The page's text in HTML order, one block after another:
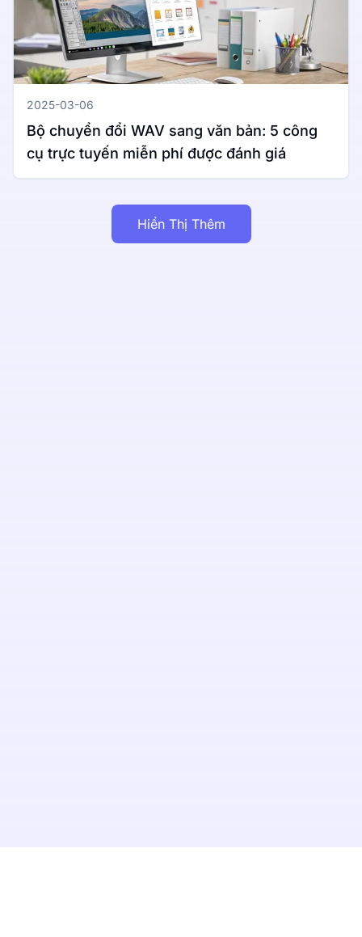
2025-03-06
Bộ chuyển đổi WAV sang văn bản: 5 công
cụ trực tuyến miễn phí được đánh giá
Hiển Thị Thêm